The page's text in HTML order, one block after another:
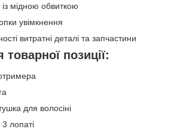
мідною обвиткою
увімкнення
витратні деталі та запчастини
товарної позиції:
для волосіні
лопаті